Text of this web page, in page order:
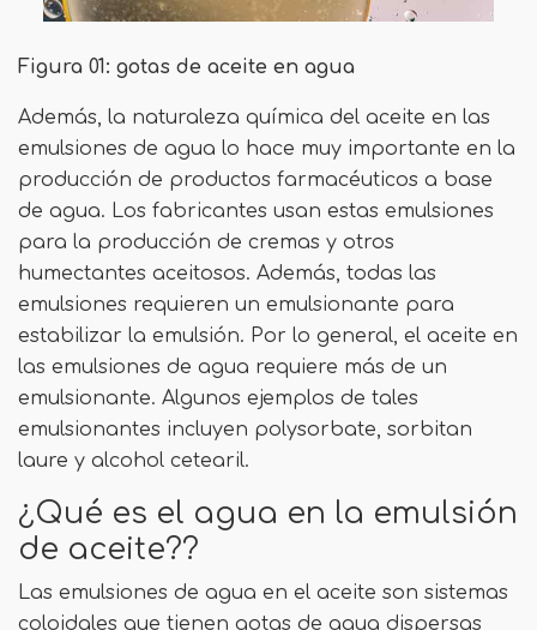
Figura 01: gotas de aceite en agua
Además, la naturaleza química del aceite en las
emulsiones de agua lo hace muy importante en la
producción de productos farmacéuticos a base
de agua. Los fabricantes usan estas emulsiones
para la producción de cremas y otros
humectantes aceitosos. Además, todas las
emulsiones requieren un emulsionante para
estabilizar la emulsión. Por lo general, el aceite en
las emulsiones de agua requiere más de un
emulsionante. Algunos ejemplos de tales
emulsionantes incluyen polysorbate, sorbitan
laure y alcohol cetearil.
¿Qué es el agua en la emulsión
de aceite??
Las emulsiones de agua en el aceite son sistemas
coloidales que tienen gotas de agua dispersas